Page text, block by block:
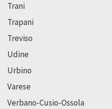
Trani
Trapani
Treviso
Udine
Urbino
Varese
Verbano-Cusio-Ossola